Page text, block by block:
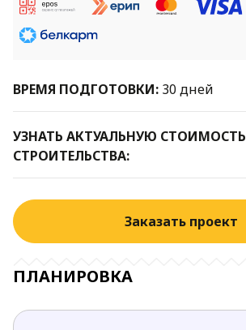
ВРЕМЯ ПОДГОТОВКИ: 30 дней
УЗНАТЬ АКТУАЛЬНУЮ СТОИМОСТЬ
СТРОИТЕЛЬСТВА:
Заказать проект
ПЛАНИРОВКА